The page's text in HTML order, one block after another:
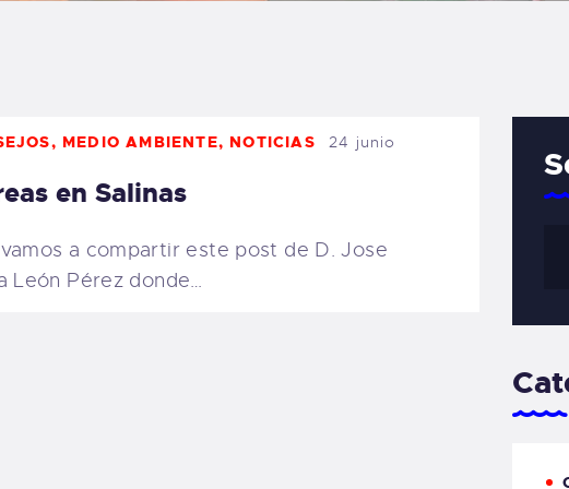
FAMILY
, MEDIO AMBIENTE, NOTICIAS
24 junio
en Salinas
a compartir este post de D. Jose
León Pérez donde…